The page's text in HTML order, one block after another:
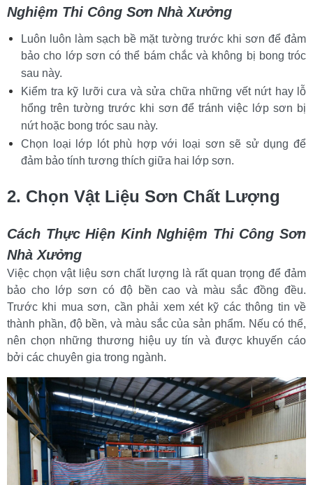
Nghiệm Thi Công Sơn Nhà Xưởng
Luôn luôn làm sạch bề mặt tường trước khi sơn để đảm
bảo cho lớp sơn có thể bám chắc và không bị bong tróc
sau này.
Kiểm tra kỹ lưỡi cưa và sửa chữa những vết nứt hay lỗ
hổng trên tường trước khi sơn để tránh việc lớp sơn bị
nứt hoặc bong tróc sau này.
Chọn loại lớp lót phù hợp với loại sơn sẽ sử dụng để
đảm bảo tính tương thích giữa hai lớp sơn.
2. Chọn Vật Liệu Sơn Chất Lượng
Cách Thực Hiện Kinh Nghiệm Thi Công Sơn
Nhà Xưởng
Việc chọn vật liệu sơn chất lượng là rất quan trọng để đảm
bảo cho lớp sơn có độ bền cao và màu sắc đồng đều.
Trước khi mua sơn, cần phải xem xét kỹ các thông tin về
thành phần, độ bền, và màu sắc của sản phẩm. Nếu có thể,
nên chọn những thương hiệu uy tín và được khuyến cáo
bởi các chuyên gia trong ngành.